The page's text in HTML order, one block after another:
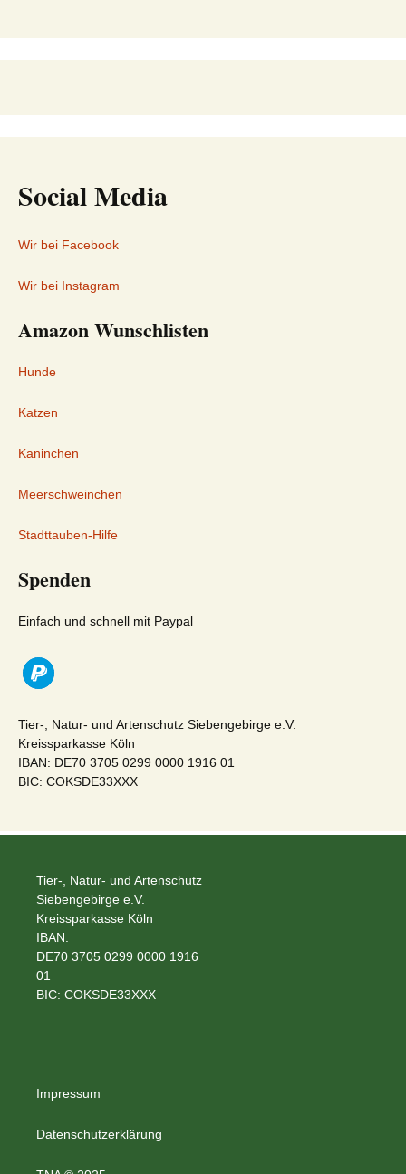
Social Media
Wir bei Facebook
Wir bei Instagram
Amazon Wunschlisten
Hunde
Katzen
Kaninchen
Meerschweinchen
Stadttauben-Hilfe
Spenden
Einfach und schnell mit Paypal
Tier-, Natur- und Artenschutz Siebengebirge e.V.
Kreissparkasse Köln
IBAN: DE70 3705 0299 0000 1916 01
BIC: COKSDE33XXX
Tier-, Natur- und Artenschutz
Siebengebirge e.V.
Kreissparkasse Köln
IBAN:
DE70 3705 0299 0000 1916
01
BIC: COKSDE33XXX
Impressum
Datenschutzerklärung